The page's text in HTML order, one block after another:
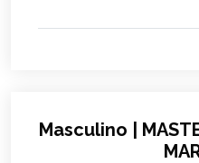
Masculino |